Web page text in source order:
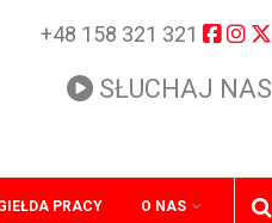
+48 158 321 321
SŁUCHAJ NAS
PRACY O NAS